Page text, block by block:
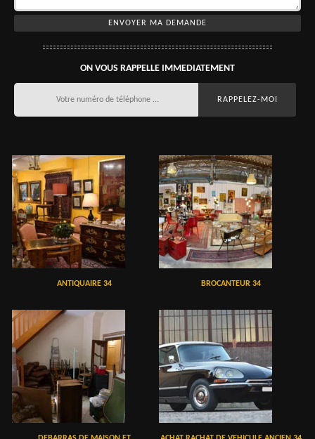
ON VOUS RAPPELLE IMMEDIATEMENT
ANTIQUAIRE 34 BROCANTEUR 34